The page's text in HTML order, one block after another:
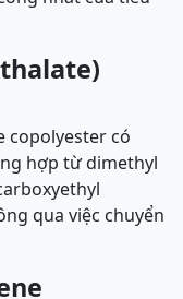
copolyester có
hợp từ dimethyl
qua việc chuyển